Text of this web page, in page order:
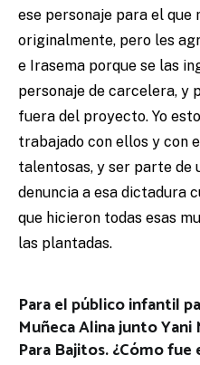
ese personaje para el que
originalmente, pero les
e Irasema porque se las
personaje de carcelera, y
fuera del proyecto. Yo
trabajado con ellos y con
talentosas, y ser parte de
denuncia a esa dictadura
que hicieron todas esas
las plantadas.
Para el público infantil
Muñeca Alina junto
Para Bajitos. ¿Cómo fue